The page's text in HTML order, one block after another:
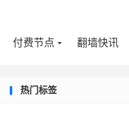
付费节点 翻墙快讯
热门标签